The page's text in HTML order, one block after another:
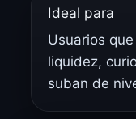
Ideal para
Usuarios
liquidez,
suban de